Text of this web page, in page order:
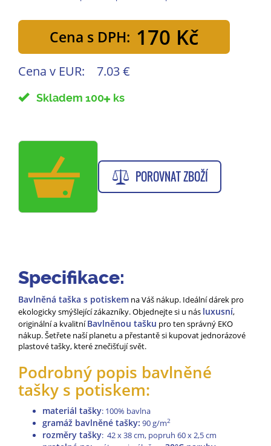
Cena s DPH: 170 Kč
Cena v EUR: 7.03 €
Skladem 100 ks
POROVNAT ZBOŽÍ
Specifikace:
Bavlněná taška s potiskem na Váš nákup. Ideální dárek pro
ekologicky smýšlející zákazníky. Objednejte si u nás luxusní,
originální a kvalitníBavlněnou tašku pro ten správný EKO
nákup. Šetřete naší planetu a přestantě si kupovat jednorázové
plastové tašky, které znečišťují svět.
Podrobný popis bavlněné
tašky s potiskem:
materiál tašky: 100% bavlna
gramáž bavlněné tašky: 90 g/m2
rozměry tašky: 42 x 38 cm, popruh 60 x 2,5 cm